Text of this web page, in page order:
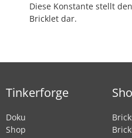
Diese Konstante stellt
Bricklet dar.
Tinkerforge
Doku
Shop